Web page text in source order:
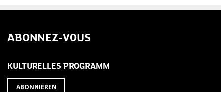
ABONNEZ-VOUS
KULTURELLES PROGRAMM
ABONNIEREN